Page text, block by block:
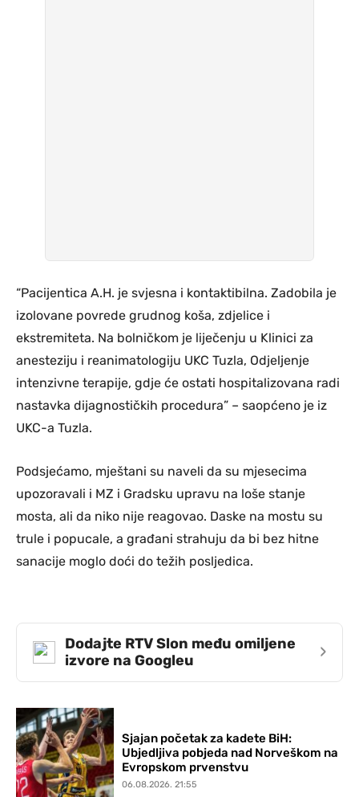
“Pacijentica A.H. je svjesna i kontaktibilna. Zadobila je
izolovane povrede grudnog koša, zdjelice i
ekstremiteta. Na bolničkom je liječenju u Klinici za
anesteziju i reanimatologiju UKC Tuzla, Odjeljenje
intenzivne terapije, gdje će ostati hospitalizovana radi
nastavka dijagnostičkih procedura” – saopćeno je iz
UKC-a Tuzla.
Podsjećamo, mještani su naveli da su mjesecima
upozoravali i MZ i Gradsku upravu na loše stanje
mosta, ali da niko nije reagovao. Daske na mostu su
trule i popucale, a građani strahuju da bi bez hitne
sanacije moglo doći do težih posljedica.
Dodajte RTV Slon među omiljene
izvore na Googleu
›
Sjajan početak za kadete BiH:
Ubjedljiva pobjeda nad Norveškom na
Evropskom prvenstvu
06.08.2026. 21:55